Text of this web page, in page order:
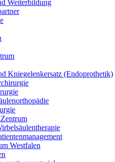
Weiterbildung
Kniegelenkersatz (Endoprothetik)
Westfalen